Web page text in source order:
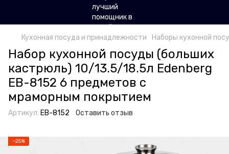
Кухонная посуда и принадлежности Наборы кухонной
Набор кухонной посуды (больших
кастрюль) 10/13.5/18.5л Edenberg
EB-8152 6 предметов с
мраморным покрытием
Артикул: EB-8152 Оставить отзыв
−25%